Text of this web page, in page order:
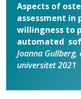
Aspects of
assessment
willingness to
automated
Joanna
universitet 2021